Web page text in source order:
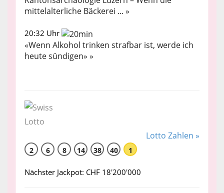
mittelalterliche Bäckerei ... »
20:32 Uhr
«Wenn Alkohol trinken strafbar ist, werde ich
heute sündigen» »
Lotto Zahlen »
2 6 8 14 38 40 1
Nächster Jackpot: CHF 18'200'000